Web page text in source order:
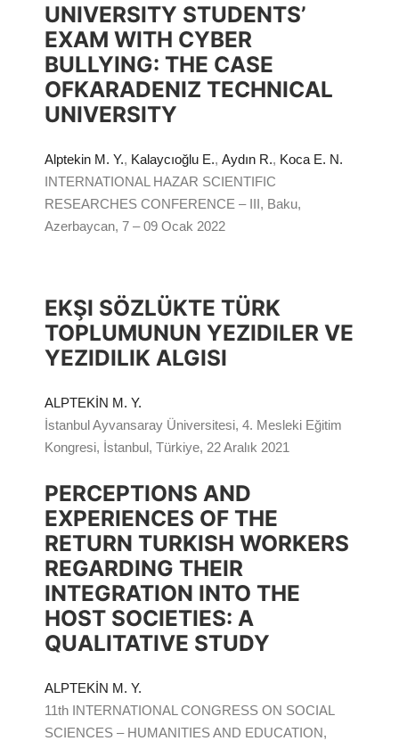
UNIVERSITY STUDENTS’
EXAM WITH CYBER
BULLYING: THE CASE
OFKARADENIZ TECHNICAL
UNIVERSITY
Alptekin M. Y., Kalaycıoğlu E., Aydın R., Koca E. N.
INTERNATIONAL HAZAR SCIENTIFIC
RESEARCHES CONFERENCE – III, Baku,
Azerbaycan, 7 – 09 Ocak 2022
EKŞI SÖZLÜKTE TÜRK
TOPLUMUNUN YEZIDILER VE
YEZIDILIK ALGISI
ALPTEKİN M. Y.
İstanbul Ayvansaray Üniversitesi, 4. Mesleki Eğitim
Kongresi, İstanbul, Türkiye, 22 Aralık 2021
PERCEPTIONS AND
EXPERIENCES OF THE
RETURN TURKISH WORKERS
REGARDING THEIR
INTEGRATION INTO THE
HOST SOCIETIES: A
QUALITATIVE STUDY
ALPTEKİN M. Y.
11th INTERNATIONAL CONGRESS ON SOCIAL
SCIENCES – HUMANITIES AND EDUCATION,